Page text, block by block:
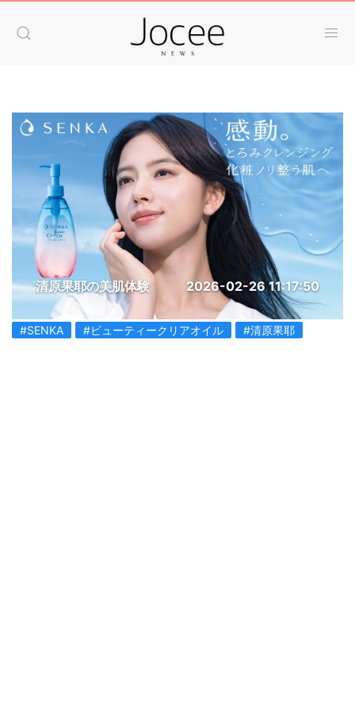
清原果耶の美肌体験 2026-02-26 11:17:50
#SENKA #ビューティークリアオイル #清原果耶